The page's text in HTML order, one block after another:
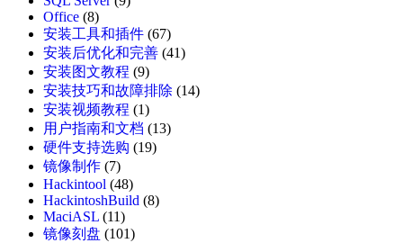
Office (8)
安装工具和插件 (67)
安装后优化和完善 (41)
安装图文教程 (9)
安装技巧和故障排除 (14)
安装视频教程 (1)
用户指南和文档 (13)
硬件支持选购 (19)
镜像制作 (7)
Hackintool (48)
HackintoshBuild (8)
MaciASL (11)
镜像刻盘 (101)